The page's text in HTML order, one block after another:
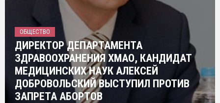
ОБЩЕСТВО
ДИРЕКТОР ДЕПАРТАМЕНТА
ЗДРАВООХРАНЕНИЯ ХМАО, КАНДИДАТ
МЕДИЦИНСКИХ НАУК АЛЕКСЕЙ
ДОБРОВОЛЬСКИЙ ВЫСТУПИЛ ПРОТИВ
ЗАПРЕТА АБОРТОВ